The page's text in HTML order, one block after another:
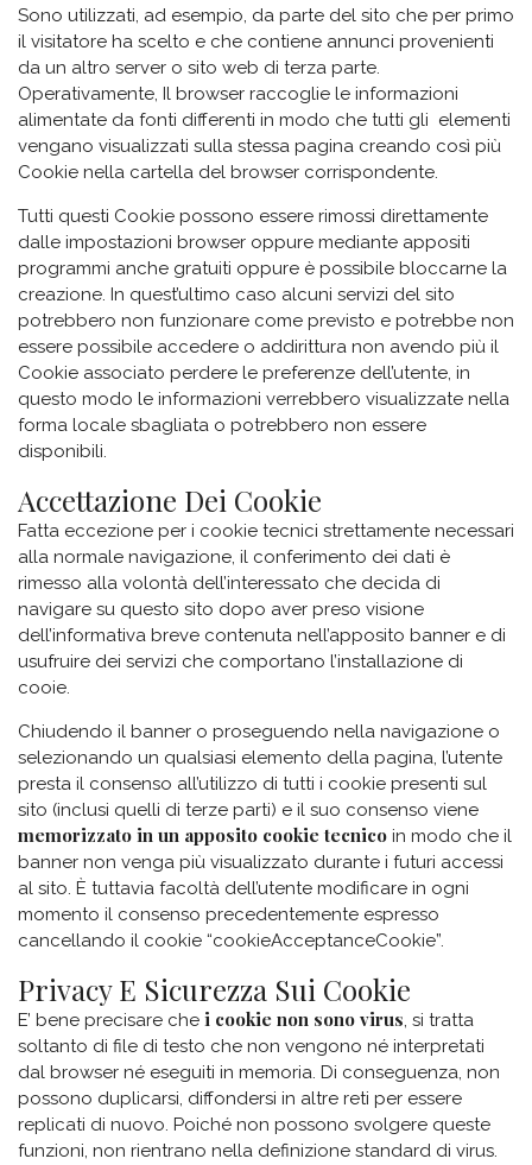
Sono utilizzati, ad esempio, da parte del sito che per primo
il visitatore ha scelto e che contiene annunci provenienti
da un altro server o sito web di terza parte.
Operativamente, Il browser raccoglie le informazioni
alimentate da fonti differenti in modo che tutti gli elementi
vengano visualizzati sulla stessa pagina creando così più
Cookie nella cartella del browser corrispondente.
Tutti questi Cookie possono essere rimossi direttamente
dalle impostazioni browser oppure mediante appositi
programmi anche gratuiti oppure è possibile bloccarne la
creazione. In quest’ultimo caso alcuni servizi del sito
potrebbero non funzionare come previsto e potrebbe non
essere possibile accedere o addirittura non avendo più il
Cookie associato perdere le preferenze dell’utente, in
questo modo le informazioni verrebbero visualizzate nella
forma locale sbagliata o potrebbero non essere
disponibili.
Accettazione Dei Cookie
Fatta eccezione per i cookie tecnici strettamente necessari
alla normale navigazione, il conferimento dei dati è
rimesso alla volontà dell’interessato che decida di
navigare su questo sito dopo aver preso visione
dell’informativa breve contenuta nell’apposito banner e di
usufruire dei servizi che comportano l’installazione di
cooie.
Chiudendo il banner o proseguendo nella navigazione o
selezionando un qualsiasi elemento della pagina, l’utente
presta il consenso all’utilizzo di tutti i cookie presenti sul
sito (inclusi quelli di terze parti) e il suo consenso viene
memorizzato in un apposito cookie tecnico in modo che il
banner non venga più visualizzato durante i futuri accessi
al sito. È tuttavia facoltà dell’utente modificare in ogni
momento il consenso precedentemente espresso
cancellando il cookie “cookieAcceptanceCookie”.
Privacy E Sicurezza Sui Cookie
E’ bene precisare che i cookie non sono virus, si tratta
soltanto di file di testo che non vengono né interpretati
dal browser né eseguiti in memoria. Di conseguenza, non
possono duplicarsi, diffondersi in altre reti per essere
replicati di nuovo. Poiché non possono svolgere queste
funzioni, non rientrano nella definizione standard di virus.